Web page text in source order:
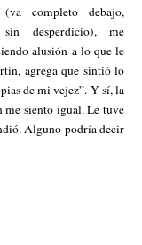
(va completo debajo,
sin desperdicio), me
alusión a lo que le
agrega que sintió lo
de mi vejez”. Y sí, la
siento igual. Le tuve
Alguno podría decir